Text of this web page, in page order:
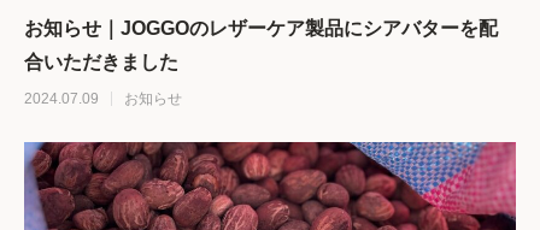
お知らせ｜JOGGOのレザーケア製品にシアバターを配
合いただきました
2024.07.09 お知らせ